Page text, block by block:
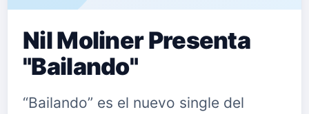
Nil Moliner Presenta
"Bailando"
“Bailando” es el nuevo single del